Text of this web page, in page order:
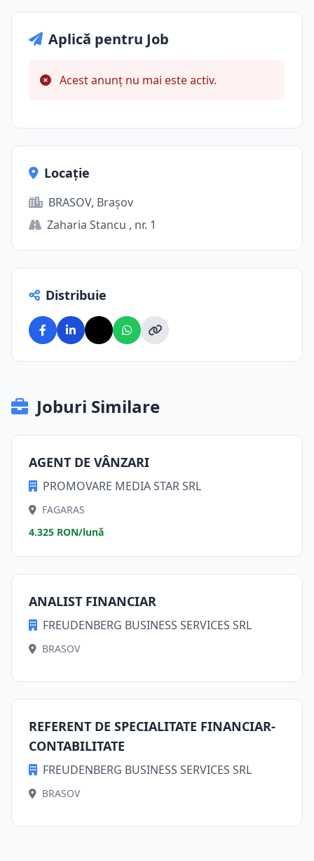
Aplică pentru Job
Acest anunț nu mai este activ.
Locație
BRASOV, Brașov
Zaharia Stancu , nr. 1
Distribuie
Joburi Similare
AGENT DE VÂNZARI
PROMOVARE MEDIA STAR SRL
FAGARAS
4.325 RON/lună
ANALIST FINANCIAR
FREUDENBERG BUSINESS SERVICES SRL
BRASOV
REFERENT DE SPECIALITATE FINANCIAR-
CONTABILITATE
FREUDENBERG BUSINESS SERVICES SRL
BRASOV